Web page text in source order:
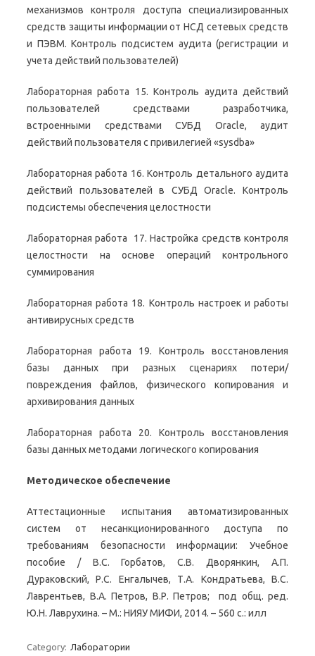
механизмов контроля доступа специализированных
средств защиты информации от НСД сетевых средств
и ПЭВМ. Контроль подсистем аудита (регистрации и
учета действий пользователей)
Лабораторная работа 15. Контроль аудита действий
пользователей средствами разработчика,
встроенными средствами СУБД Oracle, аудит
действий пользователя с привилегией «sysdba»
Лабораторная работа 16. Контроль детального аудита
действий пользователей в СУБД Oracle. Контроль
подсистемы обеспечения целостности
Лабораторная работа 17. Настройка средств контроля
целостности на основе операций контрольного
суммирования
Лабораторная работа 18. Контроль настроек и работы
антивирусных средств
Лабораторная работа 19. Контроль восстановления
базы данных при разных сценариях потери/
повреждения файлов, физического копирования и
архивирования данных
Лабораторная работа 20. Контроль восстановления
базы данных методами логического копирования
Методическое обеспечение
Аттестационные испытания автоматизированных
систем от несанкционированного доступа по
требованиям безопасности информации: Учебное
пособие / В.С. Горбатов, С.В. Дворянкин, А.П.
Дураковский, Р.С. Енгалычев, Т.А. Кондратьева, В.С.
Лаврентьев, В.А. Петров, В.Р. Петров; под общ. ред.
Ю.Н. Лаврухина. – М.: НИЯУ МИФИ, 2014. – 560 с.: илл
Category: Лаборатории